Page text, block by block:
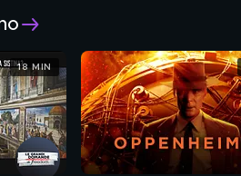
18 MIN